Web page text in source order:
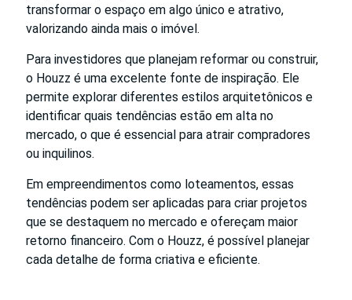
transformar o espaço em algo único e atrativo,
valorizando ainda mais o imóvel.
Para investidores que planejam reformar ou construir,
o Houzz é uma excelente fonte de inspiração. Ele
permite explorar diferentes estilos arquitetônicos e
identificar quais tendências estão em alta no
mercado, o que é essencial para atrair compradores
ou inquilinos.
Em empreendimentos como loteamentos, essas
tendências podem ser aplicadas para criar projetos
que se destaquem no mercado e ofereçam maior
retorno financeiro. Com o Houzz, é possível planejar
cada detalhe de forma criativa e eficiente.